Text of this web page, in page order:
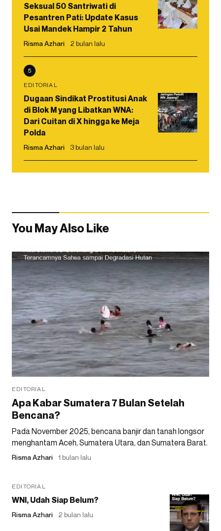
Seksual 50 Santriwati di
Pesantren Pati: Update Kasus
Usai Mandek Hampir 2 Tahun
Risma Azhari 2 bulan lalu
5
EDITORIAL
Dugaan Sindikat Prostitusi Anak
di Blok M yang Libatkan WNA:
Dari Cuitan di X hingga ke Meja
Polda
Risma Azhari 3 bulan lalu
You May Also Like
EDITORIAL
Apa Kabar Sumatera 7 Bulan Setelah
Bencana?
Pada November 2025, bencana banjir dan tanah longsor
menghantam Aceh, Sumatera Utara, dan Sumatera Barat.
Risma Azhari 1 bulan lalu
EDITORIAL
WNI, Udah Siap Belum?
Risma Azhari 2 bulan lalu